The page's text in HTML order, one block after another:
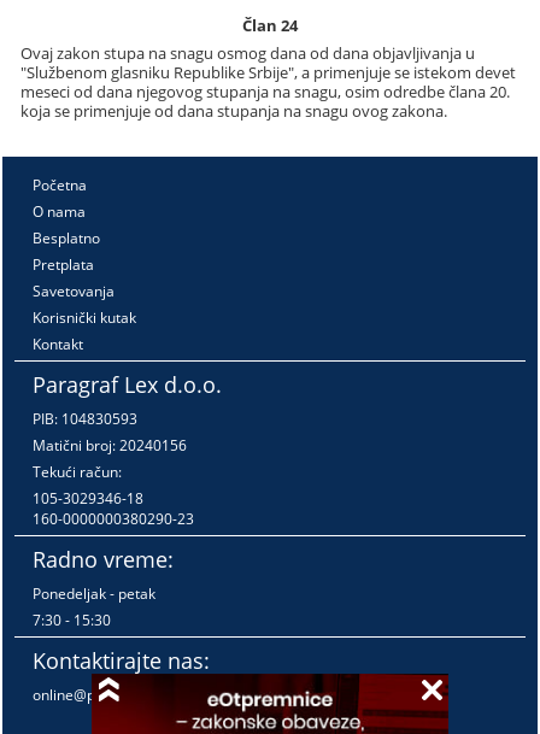
Član 24
Ovaj zakon stupa na snagu osmog dana od dana objavljivanja u
"Službenom glasniku Republike Srbije", a primenjuje se istekom devet
meseci od dana njegovog stupanja na snagu, osim odredbe člana 20.
koja se primenjuje od dana stupanja na snagu ovog zakona.
Početna
O nama
Besplatno
Pretplata
Savetovanja
Korisnički kutak
Kontakt
Paragraf Lex d.o.o.
PIB: 104830593
Matični broj: 20240156
Tekući račun:
105-3029346-18
160-0000000380290-23
Radno vreme:
Ponedeljak - petak
7:30 - 15:30
Kontaktirajte nas:
online@paragraf.rs